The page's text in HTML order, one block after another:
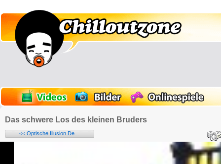
Das schwere Los des kleinen Bruders
<< Optische Illusion De...